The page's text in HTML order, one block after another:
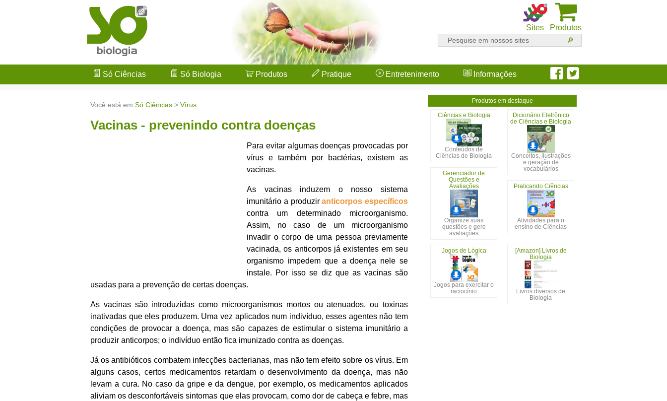
Produtos
Sites
Só Ciências Só Biologia Produtos Pratique Entretenimento Informações
Você está em Só Ciências > Vírus
Vacinas - prevenindo contra doenças
Para evitar algumas doenças provocadas por
vírus e também por bactérias, existem as
vacinas.
As vacinas induzem o nosso sistema
imunitário a produziranticorpos específicos
contra um determinado microorganismo.
Assim, no caso de um microorganismo
invadir o corpo de uma pessoa previamente
vacinada, os anticorpos já existentes em seu
organismo impedem que a doença nele se
instale. Por isso se diz que as vacinas são
usadas para a prevenção de certas doenças.
As vacinas são introduzidas como microorganismos mortos ou atenuados, ou toxinas
inativadas que eles produzem. Uma vez aplicados num indivíduo, esses agentes não tem
condições de provocar a doença, mas são capazes de estimular o sistema imunitário a
produzir anticorpos; o indivíduo então fica imunizado contra as doenças.
Já os antibióticos combatem infecções bacterianas, mas não tem efeito sobre os vírus. Em
alguns casos, certos medicamentos retardam o desenvolvimento da doença, mas não
levam a cura. No caso da gripe e da dengue, por exemplo, os medicamentos aplicados
aliviam os desconfortáveis sintomas que elas provocam, como dor de cabeça e febre, mas
Produtos em destaque
Ciências e Biologia
Conteúdos de
Ciências de Biologia
Dicionário Eletrônico
de Ciências e Biologia
Conceitos, ilustrações
e geração de
vocabulários
Gerenciador de
Questões e
Avaliações
Organize suas
questões e gere
avaliações
Praticando Ciências
Atividades para o
ensino de Ciências
Jogos de Lógica
Jogos para exercitar o
raciocínio
[Amazon] Livros de
Biologia
Livros diversos de
Biologia